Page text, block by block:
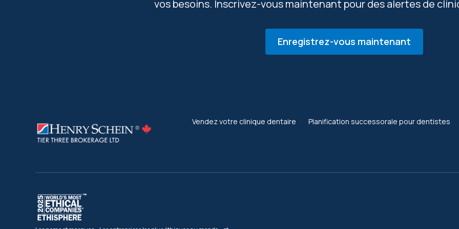
vos besoins. Inscrivez-vous maintenant pour des alertes de
Enregistrez-vous maintenant
Vendez votre clinique dentaire Planification successorale pour dentistes